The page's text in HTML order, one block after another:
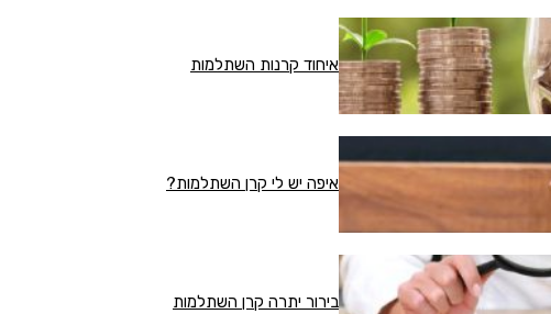
איחוד קרנות השתלמות
איפה יש לי קרן השתלמות?
בירור יתרה קרן השתלמות